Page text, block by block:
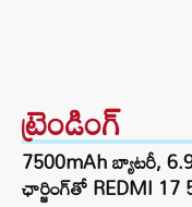
ట్రెండింగ్‌
7500mAh బ్యాటరీ,
ఛార్జింగ్‌తో REDMI